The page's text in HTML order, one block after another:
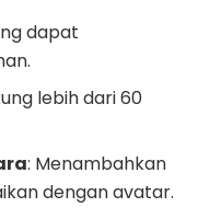
dapat
lebih dari 60
: Menambahkan
dengan avatar.